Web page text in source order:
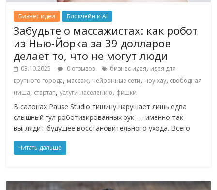
Бизнес идеи Блокчейн и AI
Забудьте о массажистах: как робот
из Нью-Йорка за 39 долларов
делает то, что не могут люди
03.10.2025 0 отзывов бизнес идея, идея для
крупного города, массаж, нейронные сети, ноу-хау, свободная
ниша, стартап,услуги населению, фишки
В салонах Pause Studio тишину нарушает лишь едва
слышный гул роботизированных рук — именно так
выглядит будущее восстановительного ухода. Всего
Читать дальше